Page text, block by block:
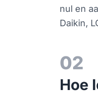
nul en
Daikin,
02
Hoe